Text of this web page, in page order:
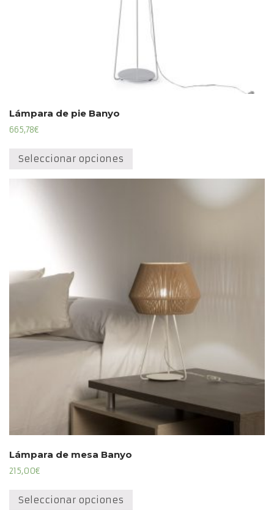
Lámpara de pie Banyo
665,78€
Seleccionar opciones
elegir
en
la
página
de
producto
Lámpara de mesa Banyo
215,00€
Seleccionar opciones